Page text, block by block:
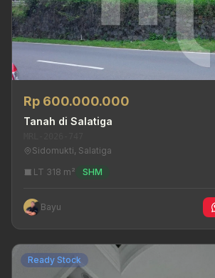
Rp 600.000.000
Tanah di Salatiga
Sidomukti, Salatiga
LT 318 m²
SHM
Bayu
Ready Stock